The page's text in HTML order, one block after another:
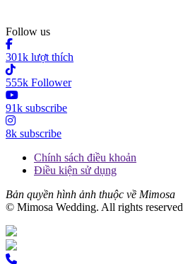
Follow us
301k lượt thích
555k Follower
91k subscribe
8k subscribe
Chính sách điều khoản
Điều kiện sử dụng
Bản quyền hình ảnh thuộc về Mimosa
© Mimosa Wedding. All rights reserved